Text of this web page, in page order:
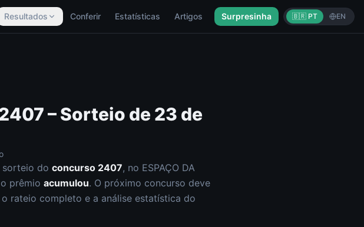
Resultados Conferir Estatísticas Artigos Surpresinha 🇧🇷 PT EN
– Sorteio de 23 de
sorteio do concurso 2407, no ESPAÇO DA
prêmio acumulou. O próximo concurso deve
rateio completo e a análise estatística do